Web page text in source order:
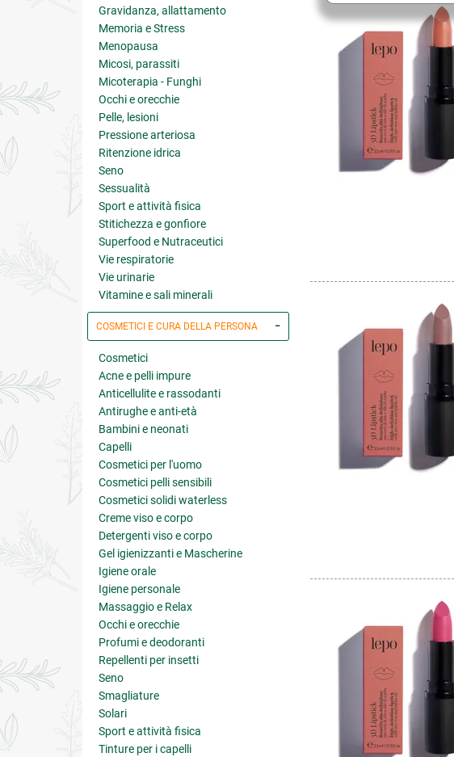
Gravidanza, allattamento
Memoria e Stress
Menopausa
Micosi, parassiti
Micoterapia - Funghi
Occhi e orecchie
Pelle, lesioni
Pressione arteriosa
Ritenzione idrica
Seno
Sessualità
Sport e attività fisica
Stitichezza e gonfiore
Superfood e Nutraceutici
Vie respiratorie
Vie urinarie
Vitamine e sali minerali
COSMETICI E CURA DELLA PERSONA
Cosmetici
Acne e pelli impure
Anticellulite e rassodanti
Antirughe e anti-età
Bambini e neonati
Capelli
Cosmetici per l'uomo
Cosmetici pelli sensibili
Cosmetici solidi waterless
Creme viso e corpo
Detergenti viso e corpo
Gel igienizzanti e Mascherine
Igiene orale
Igiene personale
Massaggio e Relax
Occhi e orecchie
Profumi e deodoranti
Repellenti per insetti
Seno
Smagliature
Solari
Sport e attività fisica
Tinture per i capelli